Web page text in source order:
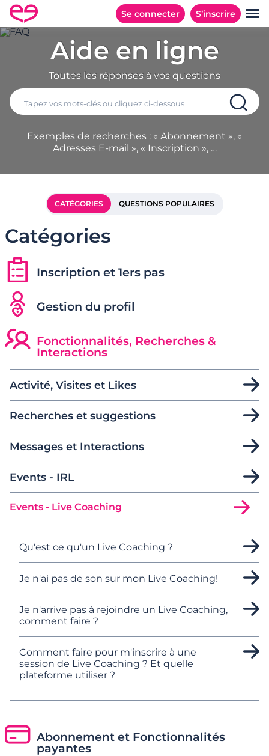
Se connecter S’inscrire
Aide en ligne
Toutes les réponses à vos questions
Exemples de recherches : « Abonnement », «
Adresses E-mail », « Inscription », …
CATÉGORIES QUESTIONS POPULAIRES
Catégories
Inscription et 1ers pas
Gestion du profil
Fonctionnalités, Recherches &
Interactions
Activité, Visites et Likes
Recherches et suggestions
Messages et Interactions
Events - IRL
Events - Live Coaching
Qu'est ce qu'un Live Coaching ?
Je n'ai pas de son sur mon Live Coaching!
Je n'arrive pas à rejoindre un Live Coaching,
comment faire ?
Comment faire pour m'inscrire à une
session de Live Coaching ? Et quelle
plateforme utiliser ?
Abonnement et Fonctionnalités
payantes